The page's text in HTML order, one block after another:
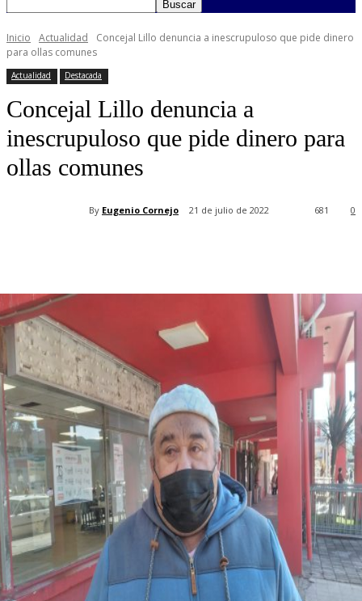
Inicio Actualidad
Concejal Lillo denuncia a inescrupuloso que pide dinero
para ollas comunes
Actualidad Destacada
Concejal Lillo denuncia a
inescrupuloso que pide dinero para
ollas comunes
By Eugenio Cornejo 21 de julio de 2022 0
681